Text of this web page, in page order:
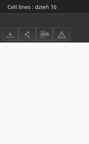
Cell lines : dzień 16